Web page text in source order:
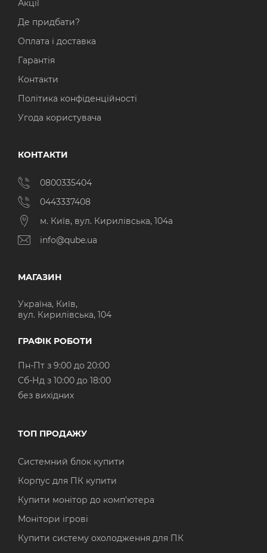
Акції
Де придбати?
Оплата і доставка
Гарантія
Контакти
Політика конфіденційності
Угода користувача
КОНТАКТИ
0800335404
0443337408
м. Київ, вул. Кирилівська, 104а
info@qube.ua
МАГАЗИН
Україна, Київ,
вул. Кирилівська, 104
ГРАФІК РОБОТИ
Пн-Пт з 9:00 до 20:00
Cб-Нд з 10:00 до 18:00
без вихідних
ТОП ПРОДАЖУ
Системний блок купити
Корпус для ПК купити
Купити монітор до комп'ютера
Монітори ігрові
Купити систему охолодження для ПК